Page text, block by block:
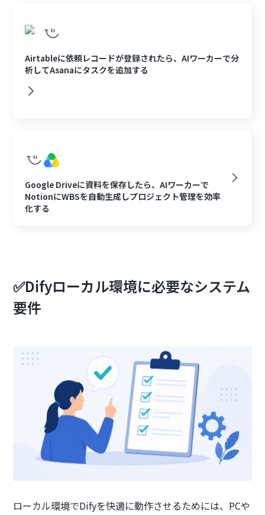
Airtableに依頼レコードが登録されたら、AIワーカーで分
析してAsanaにタスクを追加する
Google Driveに資料を保存したら、AIワーカーで
NotionにWBSを自動生成しプロジェクト管理を効率
化する
✅Difyローカル環境に必要なシステム
要件
ローカル環境でDifyを快適に動作させるためには、PCや